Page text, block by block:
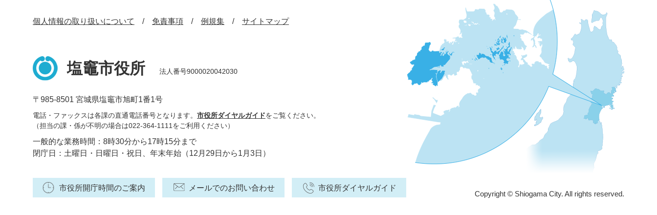
個人情報の取り扱いについて 免責事項 例規集 サイトマップ
塩竈市役所 法人番号9000020042030
〒985-8501 宮城県塩竈市旭町1番1号
電話・ファックスは各課の直通電話番号となります。 市役所ダイヤルガイドをご覧ください。
（担当の課・係が不明の場合は022-364-1111をご利用ください）
一般的な業務時間：8時30分から17時15分まで
閉庁日：土曜日・日曜日・祝日、年末年始（12月29日から1月3日）
市役所開庁時間のご案内 メールでのお問い合わせ 市役所ダイヤルガイド
Copyright © Shiogama City. All rights reserved.